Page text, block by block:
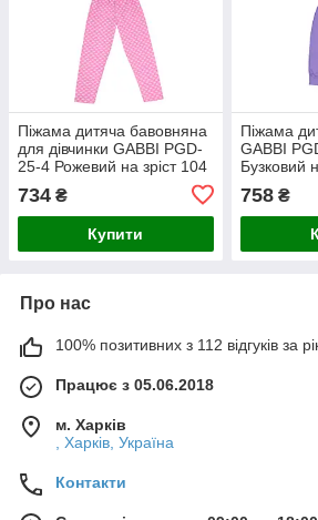
Піжама дитяча бавовняна
для дівчинки GABBI PGD-
25-4 Рожевий на зріст 104
734 ₴
Купити
Піжама
GABBI
Бузковий
758₴
Про нас
100% позитивних з 112 відгуків за
Працює з 05.06.2018
м. Харків
, Харків, Україна
Контакти